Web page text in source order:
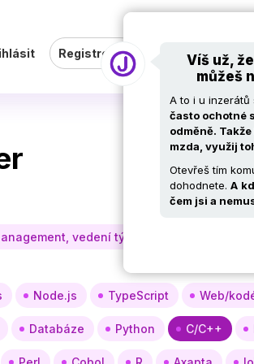
Registrovat Pro firmy
vedení týmů
Node.js TypeScript Web/
Databáze Python C/C++
Víš už,
můžeš
A to i u inzerátů
často ochotné
odměně.
mzda, využij
Otevřeš tím
dohodnete. A
čem jsi a